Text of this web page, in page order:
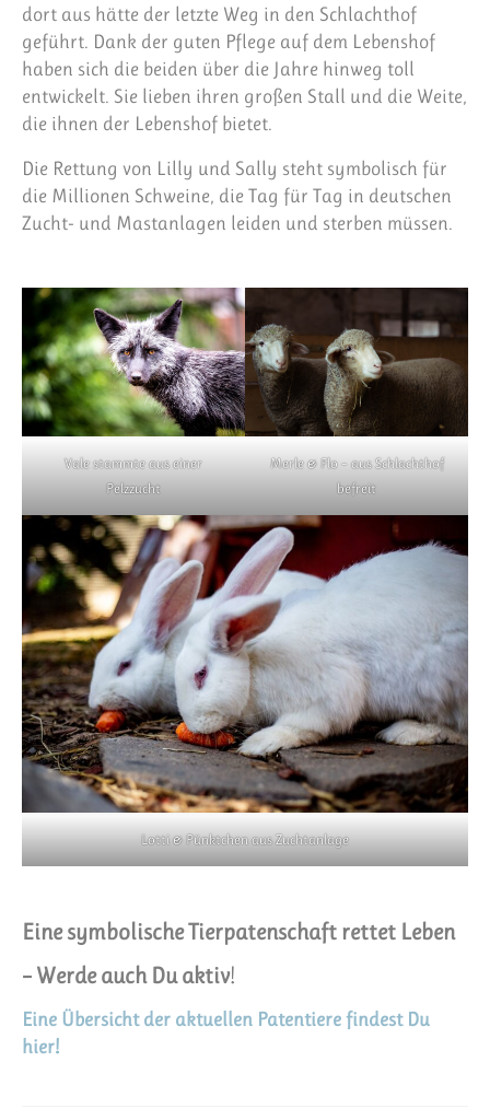
dort aus hätte der letzte Weg in den Schlachthof
geführt. Dank der guten Pflege auf dem Lebenshof
haben sich die beiden über die Jahre hinweg toll
entwickelt. Sie lieben ihren großen Stall und die Weite,
die ihnen der Lebenshof bietet.
Die Rettung von Lilly und Sally steht symbolisch für
die Millionen Schweine, die Tag für Tag in deutschen
Zucht- und Mastanlagen leiden und sterben müssen.
Vale stammte aus einer
Pelzzucht
Merle & Flo – aus Schlachthof
befreit
Lotti & Pünktchen aus Zuchtanlage
Eine symbolische Tierpatenschaft rettet Leben
– Werde auch Du aktiv!
Eine Übersicht der aktuellen Patentiere findest Du
hier!